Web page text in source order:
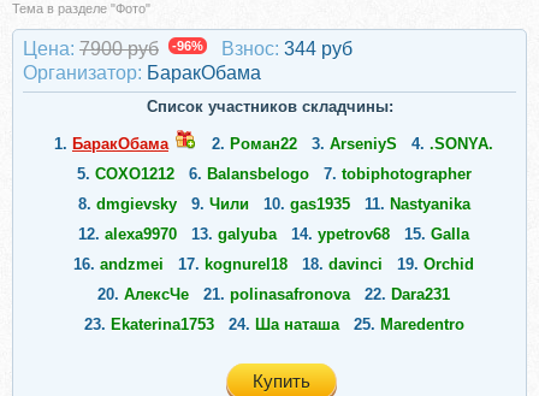
Тема в разделе "Фото"
Цена: 7900 руб -96% Взнос: 344 руб
Организатор: БаракОбама
Список участников складчины:
1. БаракОбама 2. Роман22 3. ArseniyS 4. .SONYA.
5. COXO1212 6. Balansbelogo 7. tobiphotographer
8. dmgievsky 9. Чили 10. gas1935 11. Nastyanika
12. alexa9970 13. galyuba 14. ypetrov68 15. Galla
16. andzmei 17. kognurel18 18. davinci 19. Orchid
20. АлексЧе 21. polinasafronova 22. Dara231
23. Ekaterina1753 24. Ша наташа 25. Maredentro
Купить